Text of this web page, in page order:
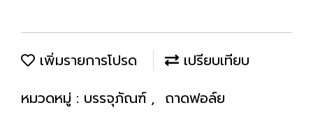
เพิ่มรายการโปรด
เปรียบเทียบ
หมวดหมู่ : บรรจุภัณฑ์ , ถาดฟอล์ย